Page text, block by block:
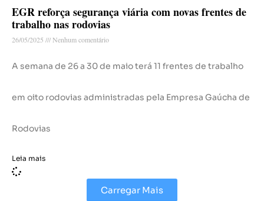
EGR reforça segurança viária com novas frentes de
trabalho nas rodovias
26/05/2025 Nenhum comentário
A semana de 26 a 30 de maio terá 11 frentes de trabalho
em oito rodovias administradas pela Empresa Gaúcha de
Rodovias
Leia mais
Carregar Mais